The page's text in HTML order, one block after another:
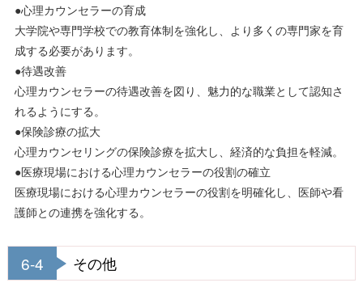
●心理カウンセラーの育成
大学院や専門学校での教育体制を強化し、より多くの専門家を育
成する必要があります。
●待遇改善
心理カウンセラーの待遇改善を図り、魅力的な職業として認知さ
れるようにする。
●保険診療の拡大
心理カウンセリングの保険診療を拡大し、経済的な負担を軽減。
●医療現場における心理カウンセラーの役割の確立
医療現場における心理カウンセラーの役割を明確化し、医師や看
護師との連携を強化する。
6-4 その他